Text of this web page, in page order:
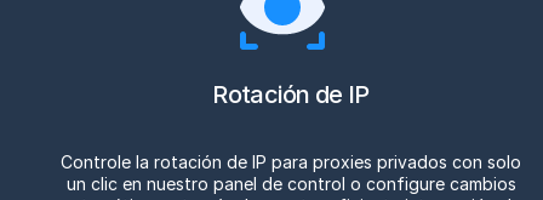
Rotación de IP
Controle la rotación de IP para proxies privados con solo
un clic en nuestro panel de control o configure cambios